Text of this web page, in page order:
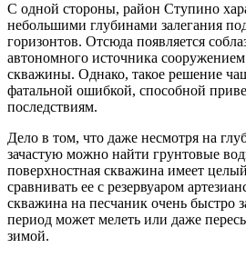
С одной стороны, район Ступино
небольшими глубинами залегания
горизонтов. Отсюда появляется
автономного источника
скважины. Однако, такое решение
фатальной ошибкой, способной
последствиям.
Дело в том, что даже несмотря на
зачастую можно найти грунтовые
поверхностная скважина имеет
сравнивать ее с резервуаром
скважина на песчаник очень быстро
период может мелеть или даже
зимой.